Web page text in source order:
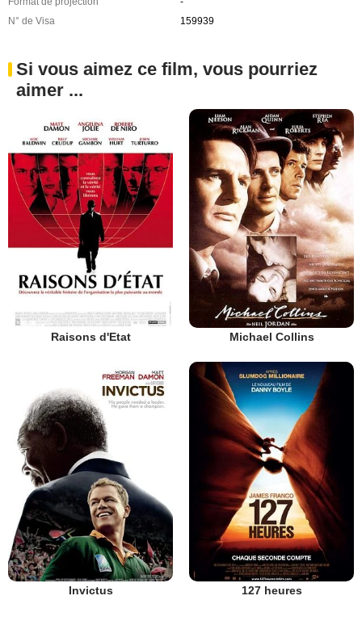
N° de Visa
159939
Si vous aimez ce film, vous pourriez
aimer ...
Raisons d'Etat Michael Collins
Invictus 127 heures